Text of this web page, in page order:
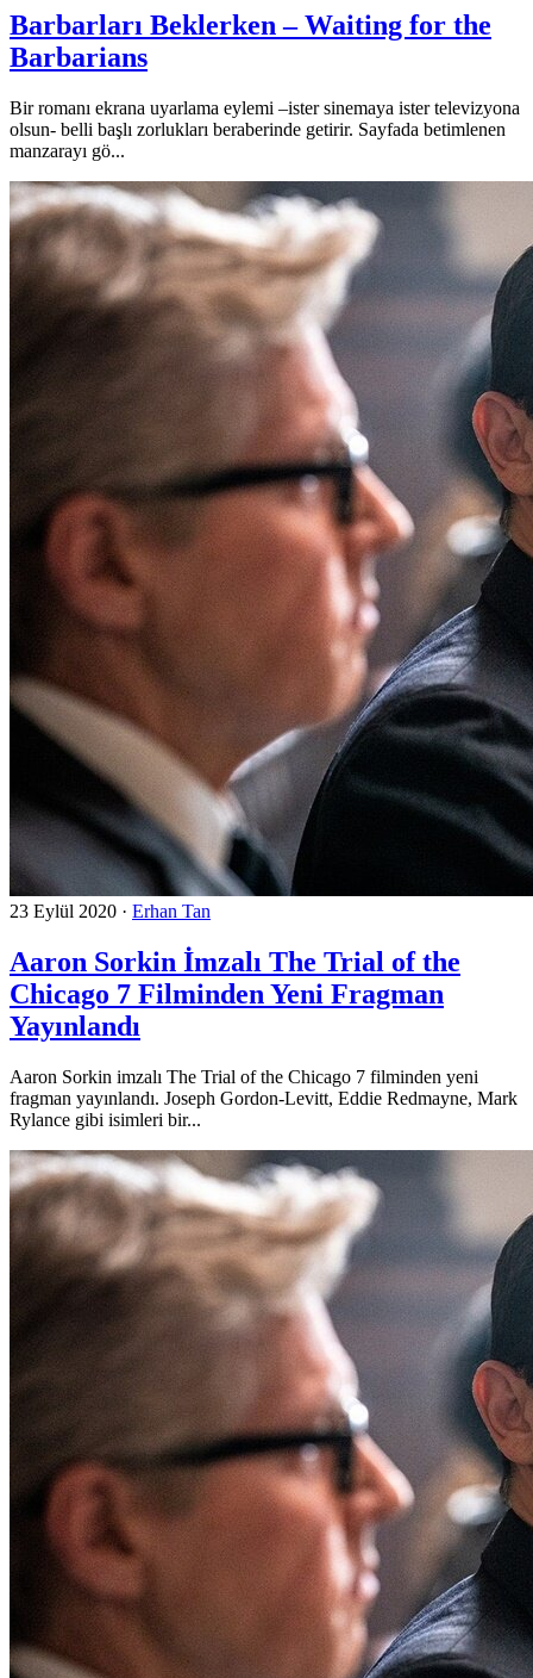
Barbarları Beklerken – Waiting for the
Barbarians
Bir romanı ekrana uyarlama eylemi –ister sinemaya ister televizyona
olsun- belli başlı zorlukları beraberinde getirir. Sayfada betimlenen
manzarayı gö...
23 Eylül 2020 · Erhan Tan
Aaron Sorkin İmzalı The Trial of the
Chicago 7 Filminden Yeni Fragman
Yayınlandı
Aaron Sorkin imzalı The Trial of the Chicago 7 filminden yeni
fragman yayınlandı. Joseph Gordon-Levitt, Eddie Redmayne, Mark
Rylance gibi isimleri bir...